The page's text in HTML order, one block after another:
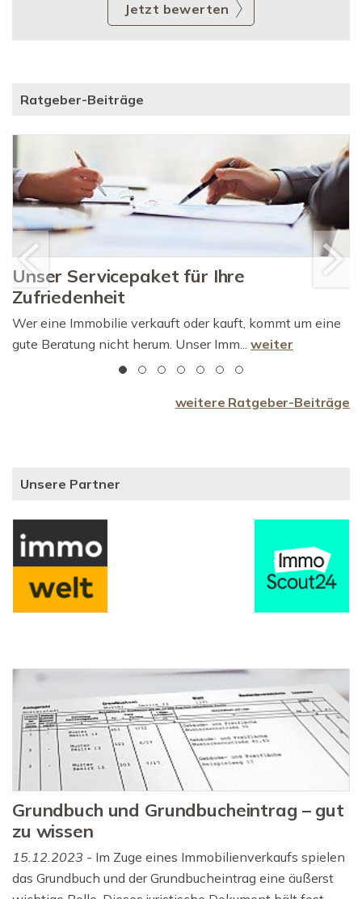
Jetzt bewerten
Ratgeber-Beiträge
Unser Servicepaket für Ihre
Zufriedenheit
Wer eine Immobilie verkauft oder kauft, kommt um eine
gute Beratung nicht herum. Unser Imm... weiter
weitere Ratgeber-Beiträge
Unsere Partner
Grundbuch und Grundbucheintrag – gut
zu wissen
15.12.2023 - Im Zuge eines Immobilienverkaufs spielen
das Grundbuch und der Grundbucheintrag eine äußerst